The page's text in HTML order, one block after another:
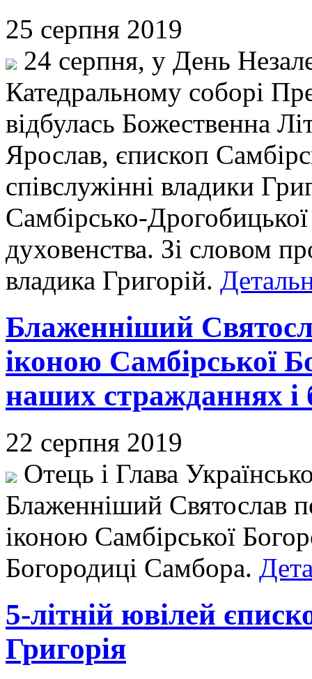
25 серпня 2019
24 серпня, у День
Катедральному соборі
відбулась Божественна
Ярослав, єпископ
співслужінні владики
Самбірсько-Дрогобицької
духовенства. Зі словом
владика Григорій.
Блаженніший
іконою Самбірської
наших стражданнях і
22 серпня 2019
Отець і Глава
Блаженніший Святослав
іконою Самбірської
Богородиці Самбора.
5-літній ювілей
Григорія